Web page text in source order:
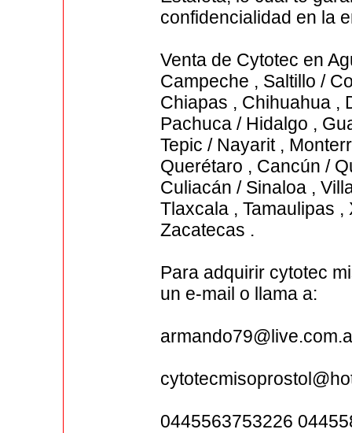
confidencialidad en la
Venta de Cytotec en
Campeche , Saltillo /
Chiapas , Chihuahua ,
Pachuca / Hidalgo ,
Tepic / Nayarit ,
Querétaro , Cancún /
Culiacán / Sinaloa ,
Tlaxcala , Tamaulipas
Zacatecas .
Para adquirir cytotec
un e-mail o llama a:
0445563753226